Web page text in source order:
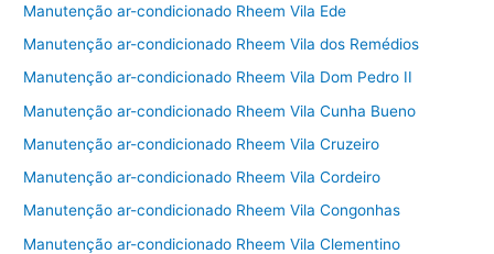
Manutenção ar-condicionado Rheem Vila Ede
Manutenção ar-condicionado Rheem Vila dos Remédios
Manutenção ar-condicionado Rheem Vila Dom Pedro II
Manutenção ar-condicionado Rheem Vila Cunha Bueno
Manutenção ar-condicionado Rheem Vila Cruzeiro
Manutenção ar-condicionado Rheem Vila Cordeiro
Manutenção ar-condicionado Rheem Vila Congonhas
Manutenção ar-condicionado Rheem Vila Clementino